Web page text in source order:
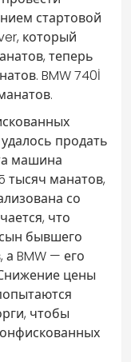
стартовой
который
теперь
BMW 740İ
продать
машина
тысяч манатов,
со
что
бывшего
BMW — его
цены
чтобы